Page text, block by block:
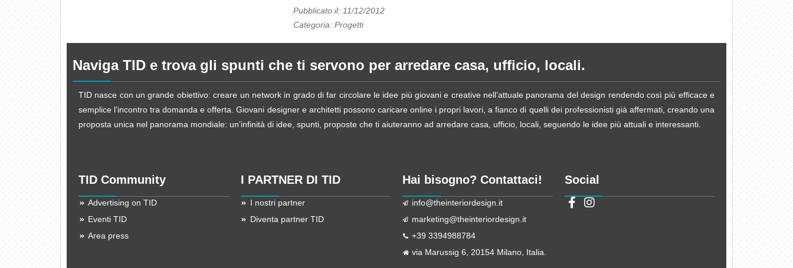
Pubblicato il: 11/12/2012
Categoria:Progetti
Naviga TID e trova gli spunti che ti servono per arredare casa, ufficio, locali.
TID nasce con un grande obiettivo: creare un network in grado di far circolare le idee più giovani e creative nell’attuale panorama del design rendendo così più efficace e
semplice l’incontro tra domanda e offerta. Giovani designer e architetti possono caricare online i propri lavori, a fianco di quelli dei professionisti già affermati, creando una
proposta unica nel panorama mondiale: un’infinità di idee, spunti, proposte che ti aiuteranno ad arredare casa, ufficio, locali, seguendo le idee più attuali e interessanti.
TID Community
Advertising on TID
Eventi TID
Area press
I PARTNER DI TID
I nostri partner
Diventa partner TID
Hai bisogno? Contattaci!
info@theinteriordesign.it
marketing@theinteriordesign.it
+39 3394988784
via Marussig 6, 20154 Milano, Italia.
Social